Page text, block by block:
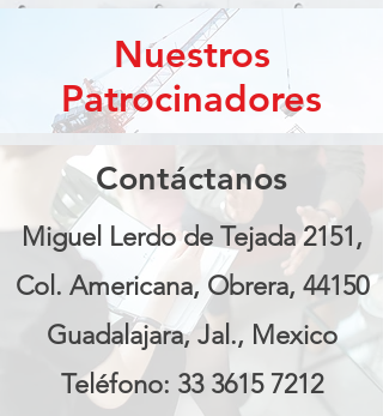
Nuestros
Patrocinadores
Contáctanos
Miguel Lerdo de Tejada 2151,
Col. Americana, Obrera, 44150
Guadalajara, Jal., Mexico
Teléfono: 33 3615 7212